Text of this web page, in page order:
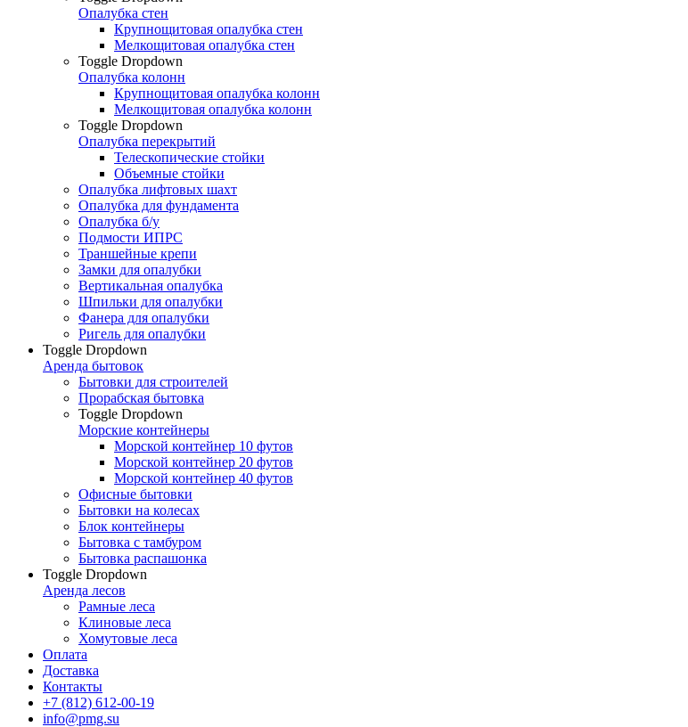
Опалубка стен
Крупнощитовая опалубка стен
Мелкощитовая опалубка стен
Toggle Dropdown
Опалубка колонн
Крупнощитовая опалубка колонн
Мелкощитовая опалубка колонн
Toggle Dropdown
Опалубка перекрытий
Телескопические стойки
Объемные стойки
Опалубка лифтовых шахт
Опалубка для фундамента
Опалубка б/у
Подмости ИПРС
Траншейные крепи
Замки для опалубки
Вертикальная опалубка
Шпильки для опалубки
Фанера для опалубки
Ригель для опалубки
Toggle Dropdown
Аренда бытовок
Бытовки для строителей
Прорабская бытовка
Toggle Dropdown
Морские контейнеры
Морской контейнер 10 футов
Морской контейнер 20 футов
Морской контейнер 40 футов
Офисные бытовки
Бытовки на колесах
Блок контейнеры
Бытовка с тамбуром
Бытовка распашонка
Toggle Dropdown
Аренда лесов
Рамные леса
Клиновые леса
Хомутовые леса
Оплата
Доставка
Контакты
+7 (812) 612-00-19
info@pmg.su